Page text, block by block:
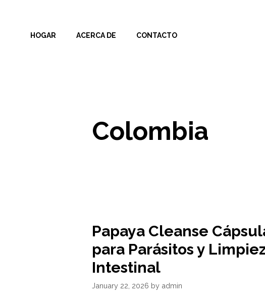
HOGAR ACERCA DE CONTACTO
Colombia
Papaya Cleanse
para Parásitos y
Intestinal
January 22, 2026 by admin